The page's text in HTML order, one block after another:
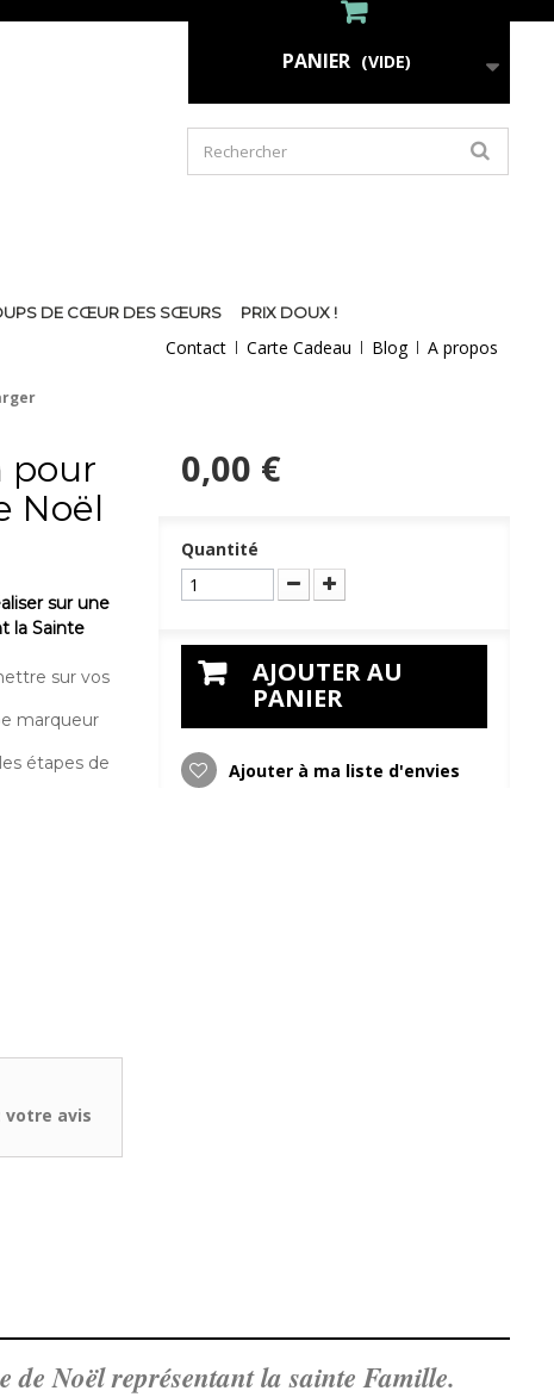
PANIER (VIDE)
DE CŒUR DES SŒURS PRIX DOUX !
Contact Carte Cadeau Blog A propos
pour
Noël
sur une
la Sainte
sur vos
marqueur
étapes de
votre avis
0,00 €
Quantité
AJOUTER AU
PANIER
Ajouter à ma liste d'envies
Noël représentant la sainte Famille.